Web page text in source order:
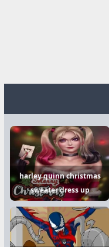
harley quinn christmas
sweater dress up